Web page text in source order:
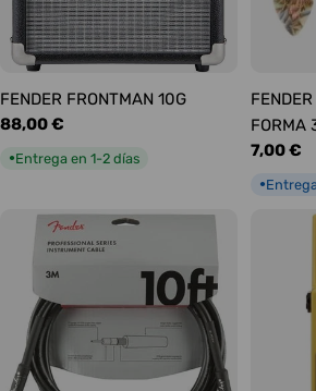
FENDER FRONTMAN 10G
Precio
88,00 €
●Entrega en 1-2 días
FORMA
Precio
7,00 €
●